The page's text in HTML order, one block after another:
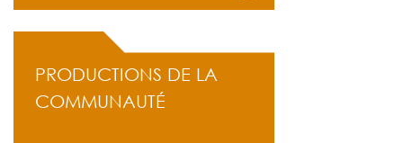
PRODUCTIONS DE LA
COMMUNAUTÉ